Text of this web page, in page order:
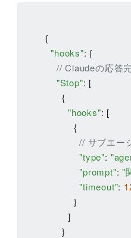
{
"hooks": {
// Claudeの応答
"Stop": [
      {
"hooks": [
          {
// サブエー
"type":
"prompt": "
"timeout":
          }
        ]
      }